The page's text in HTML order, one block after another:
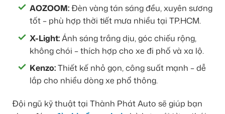
AOZOOM:Đèn vàng tán sáng đều, xuyên sương
tốt – phù hợp thời tiết mưa nhiều tại TP.HCM.
X-Light:Ánh sáng trắng dịu, góc chiếu rộng,
không chói – thích hợp cho xe đi phố và xa lộ.
Kenzo:Thiết kế nhỏ gọn, công suất mạnh – dễ
lắp cho nhiều dòng xe phổ thông.
Đội ngũ kỹ thuật tại Thành Phát Auto sẽ giúp bạn